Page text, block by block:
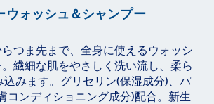
ウォッシュ＆シャンプー
つま先まで、全身に使えるウォッシ
繊細な肌をやさしく洗い流し、柔ら
込みます。グリセリン(保湿成分)、パ
コンディショニング成分)配合。新生